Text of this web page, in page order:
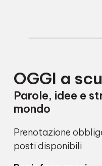
OGGI a
Parole, idee e
mondo
Prenotazione
posti disponibili